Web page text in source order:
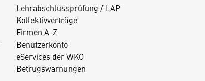
Lehrabschlussprüfung / LAP
Kollektivverträge
Firmen A-Z
Benutzerkonto
eServices der WKO
Betrugswarnungen